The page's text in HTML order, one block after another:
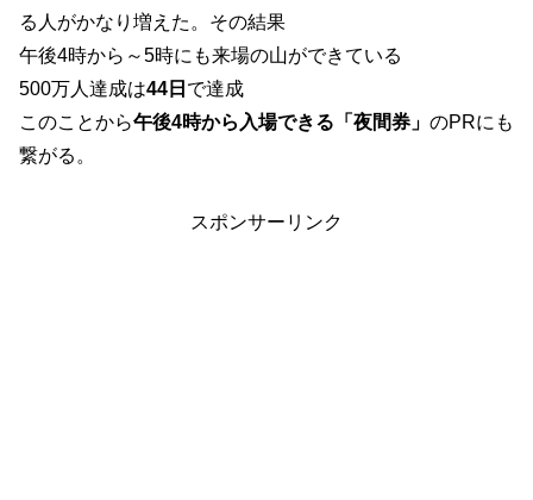
る人がかなり増えた。その結果
午後4時から～5時にも来場の山ができている
500万人達成は44日 で達成
このことから午後4時から入場できる「夜間券」 のPRにも
繋がる。
スポンサーリンク